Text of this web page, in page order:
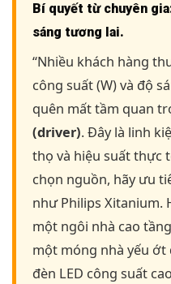
Bí quyết từ chuyên
sáng tương lai.
“Nhiều khách hàng
công suất (W) và độ
quên mất tầm quan
(driver). Đây là linh
thọ và hiệu suất thực
chọn nguồn, hãy ưu
như Philips Xitanium.
một ngôi nhà cao
một móng nhà yếu ớt
đèn LED công suất